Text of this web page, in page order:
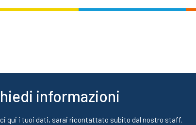
informazioni
qui i tuoi dati, sarai ricontattato subito dal nostro staff.